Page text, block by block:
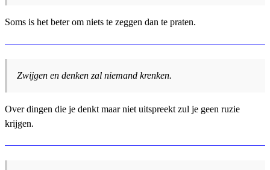
Soms is het beter om niets te zeggen dan te praten.
Zwijgen en denken zal niemand krenken.
Over dingen die je denkt maar niet uitspreekt zul je geen ruzie
krijgen.